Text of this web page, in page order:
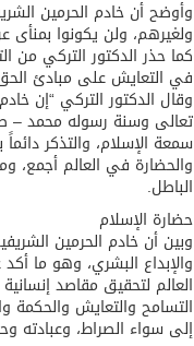
وأوضح أن خادم الحرمين
ولغيرهم، ولن يكونوا بمنأى
كما حذر الدكتور التركي من
في التعايش على مبادئ الحق
وقال الدكتور التركي “إن
تعالى وسنة رسوله محمد –
سمعة الإسلام، والتذكر
والحضارة في العالم أجمع،
الباطل.
حضارة الإسلام
وبين أن خادم الحرمين
والإبداع البشري، وهو ما
العالم لتحقيق مقاصد
التسامح والتعايش والحكمة
إلى سواء الصراط، وعبادته